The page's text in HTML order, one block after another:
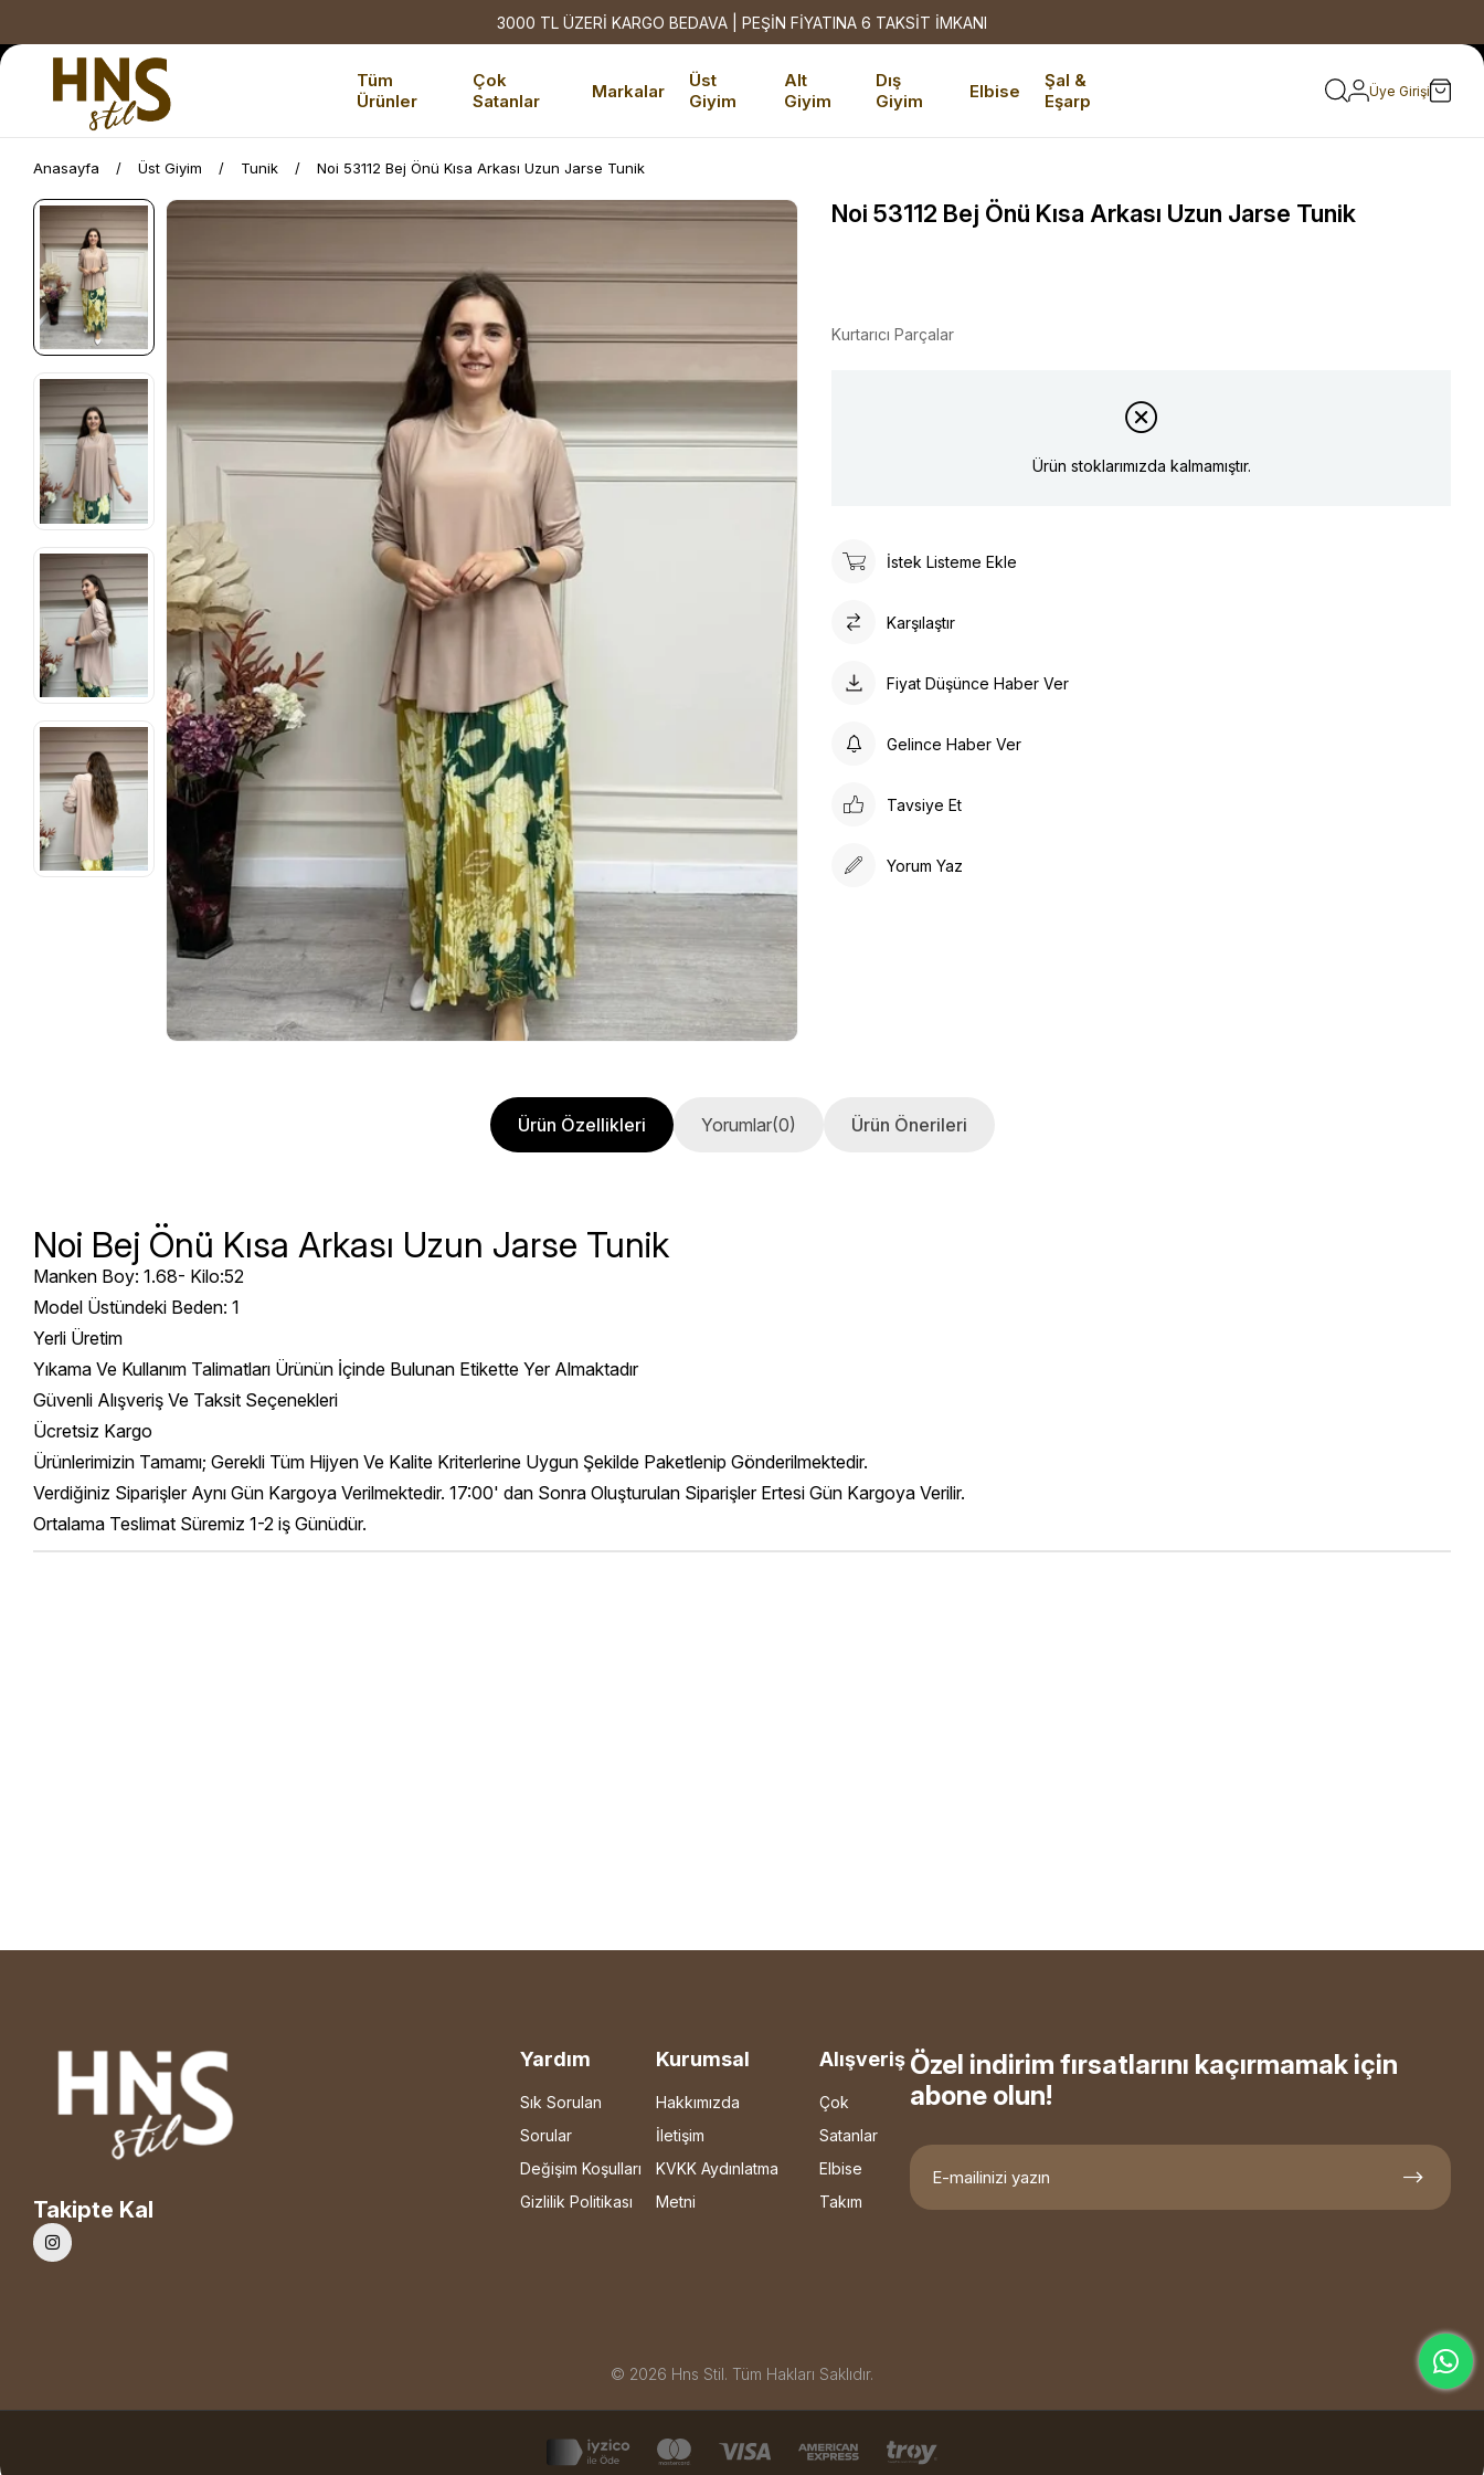
3000 TL ÜZERİ KARGO BEDAVA | PEŞİN FİYATINA 6 TAKSİT İMKANI
Tüm
Ürünler
Çok
Satanlar
Markalar
Üst
Giyim
Alt
Giyim
Dış
Giyim
Elbise
Şal &
Eşarp
Üye Girişi
Anasayfa Üst Giyim Tunik Noi 53112 Bej Önü Kısa Arkası Uzun Jarse Tunik
Noi 53112 Bej Önü Kısa Arkası Uzun Jarse Tunik
Kurtarıcı Parçalar
Ürün stoklarımızda kalmamıştır.
İstek Listeme Ekle
Karşılaştır
Fiyat Düşünce Haber Ver
Gelince Haber Ver
Tavsiye Et
Yorum Yaz
Ürün Özellikleri Yorumlar(0) Ürün Önerileri
Noi Bej Önü Kısa Arkası Uzun Jarse Tunik
Manken Boy: 1.68- Kilo:52
Model Üstündeki Beden: 1
Yerli Üretim
Yıkama Ve Kullanım Talimatları Ürünün İçinde Bulunan Etikette Yer Almaktadır
Güvenli Alışveriş Ve Taksit Seçenekleri
Ücretsiz Kargo
Ürünlerimizin Tamamı; Gerekli Tüm Hijyen Ve Kalite Kriterlerine Uygun Şekilde Paketlenip Gönderilmektedir.
Verdiğiniz Siparişler Aynı Gün Kargoya Verilmektedir. 17:00' dan Sonra Oluşturulan Siparişler Ertesi Gün Kargoya Verilir.
Ortalama Teslimat Süremiz 1-2 iş Günüdür.
Takipte Kal
Yardım
Sık Sorulan
Sorular
Değişim Koşulları
Gizlilik Politikası
Kurumsal
Hakkımızda
İletişim
KVKK Aydınlatma
Metni
Alışveriş
Çok
Satanlar
Elbise
Takım
Özel indirim fırsatlarını kaçırmamak için
abone olun!
© 2026 Hns Stil. Tüm Hakları Saklıdır.